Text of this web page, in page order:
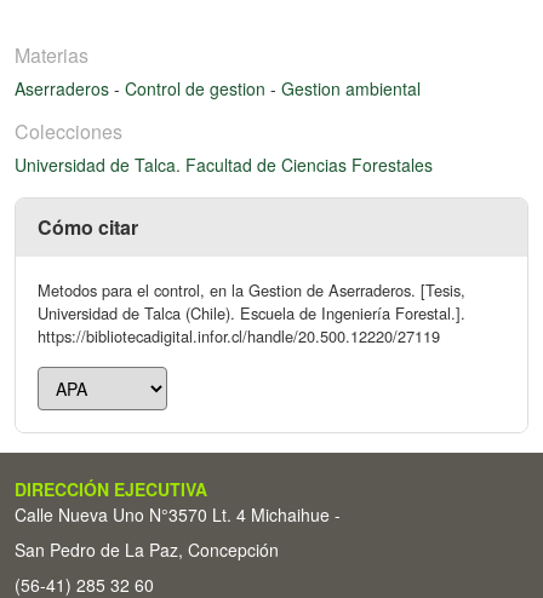
Materias
Aserraderos - Control de gestion - Gestion ambiental
Colecciones
Universidad de Talca. Facultad de Ciencias Forestales
Cómo citar
Metodos para el control, en la Gestion de Aserraderos. [Tesis,
Universidad de Talca (Chile). Escuela de Ingeniería Forestal.].
https://bibliotecadigital.infor.cl/handle/20.500.12220/27119
DIRECCIÓN EJECUTIVA
Calle Nueva Uno N°3570 Lt. 4 Michaihue -
San Pedro de La Paz, Concepción
(56-41) 285 32 60